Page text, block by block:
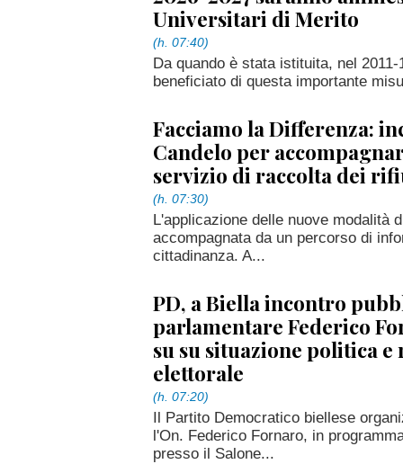
Universitari di Merito
(h. 07:40)
Da quando è stata istituita, nel
beneficiato di questa importante
Facciamo la Differenza:
Candelo per
servizio di raccolta dei
(h. 07:30)
L'applicazione delle nuove modalità
accompagnata da un percorso di
cittadinanza. A...
PD, a Biella incontro
parlamentare Federico
su su situazione politica
elettorale
(h. 07:20)
Il Partito Democratico biellese
l'On. Federico Fornaro, in
presso il Salone...